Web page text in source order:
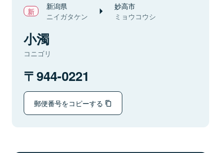
新潟県
ニイガタケン
妙高市
ミョウコウシ
小濁
コニゴリ
944-0221
郵便番号をコピーする